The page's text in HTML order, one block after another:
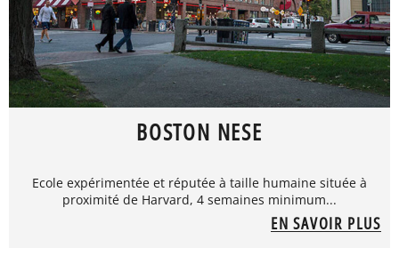
BOSTON NESE
Ecole expérimentée et réputée à taille humaine située à
proximité de Harvard, 4 semaines minimum...
EN SAVOIR PLUS